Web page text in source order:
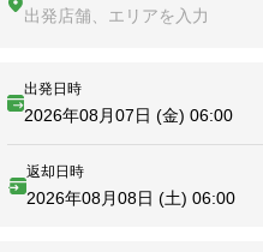
出発店舗、エリアを入力
出発日時
2026年08月07日 (金) 06:00
返却日時
2026年08月08日 (土) 06:00